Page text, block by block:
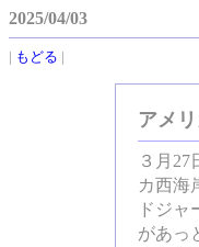
2025/04/03
| もどる |
アメ
３月
カ西海
ドジ
があっ